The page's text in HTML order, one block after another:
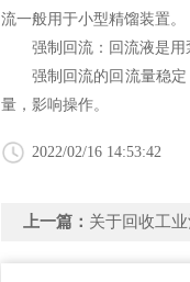
流一般用于小型精馏装置。
强制回流：回流液是用
强制回流的回流量稳定，
量，影响操作。
2022/02/16 14:53:42
上一篇： 关于回收工